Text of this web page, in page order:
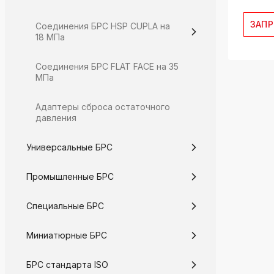
Соединения БРС HSP CUPLA на
18 МПа
Соединения БРС FLAT FACE на 35
МПа
Адаптеры сброса остаточного
давления
Универсальные БРС
Промышленные БРС
Специальные БРС
Миниатюрные БРС
БРС стандарта ISO